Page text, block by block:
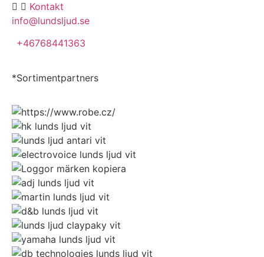
Kontakt
info@lundsljud.se
+46768441363
*Sortimentpartners